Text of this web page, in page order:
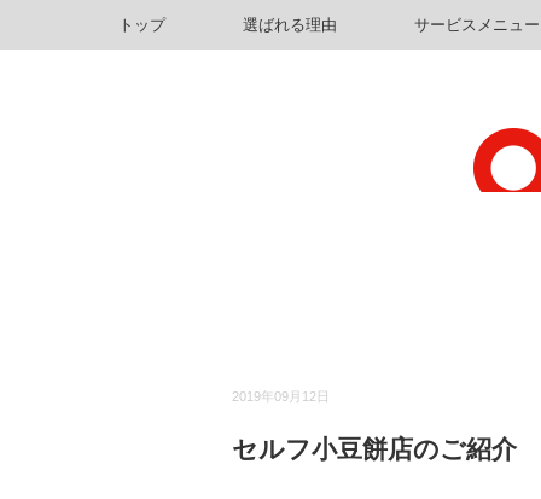
トップ 選ばれる理由 サービスメニュー
2019年09月12日
セルフ小豆餅店のご紹介